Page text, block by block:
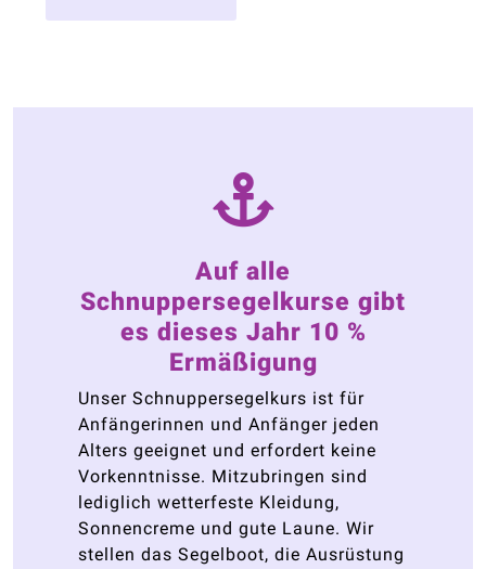
Auf alle
Schnuppersegelkurse gibt
es dieses Jahr 10 %
Ermäßigung
Unser Schnuppersegelkurs ist für
Anfängerinnen und Anfänger jeden
Alters geeignet und erfordert keine
Vorkenntnisse. Mitzubringen sind
lediglich wetterfeste Kleidung,
Sonnencreme und gute Laune. Wir
stellen das Segelboot, die Ausrüstung